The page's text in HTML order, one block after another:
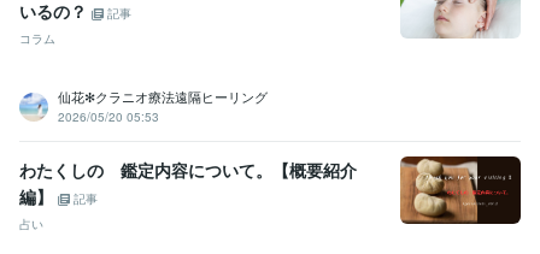
いるの？
記事
コラム
仙花✻クラニオ療法遠隔ヒーリング
2026/05/20 05:53
わたくしの 鑑定内容について。【概要紹介
編】
記事
占い